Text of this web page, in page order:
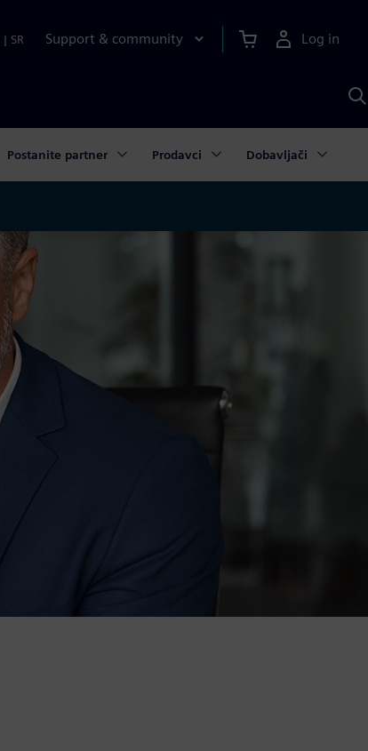
| SR Support & community Log in
Postanite partner Prodavci Dobavljači